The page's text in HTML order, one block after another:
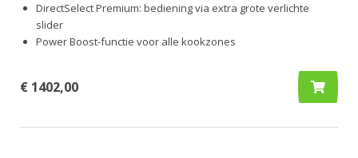
DirectSelect Premium: bediening via extra grote verlichte
slider
Power Boost-functie voor alle kookzones
€ 1402,00